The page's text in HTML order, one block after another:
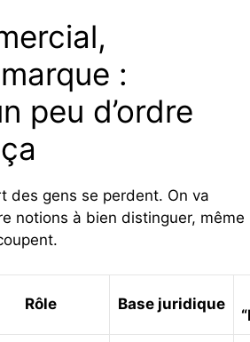
:
peu d’ordre
des gens se perdent. On va
notions à bien distinguer, même
Rôle Base juridique